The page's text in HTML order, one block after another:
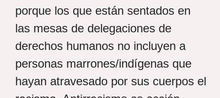
porque los que están sentados en
las mesas de delegaciones de
derechos humanos no incluyen a
personas marrones/indígenas que
hayan atravesado por sus cuerpos el